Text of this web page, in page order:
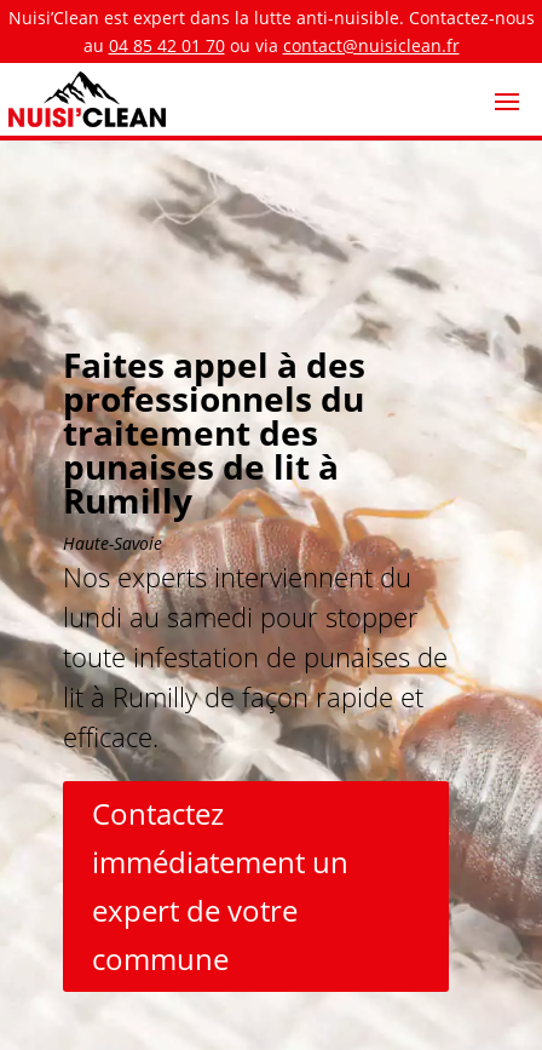
Nuisi’Clean est expert dans la lutte anti-nuisible. Contactez-nous
au 04 85 42 01 70ou via contact@nuisiclean.fr
Faites appel à des
professionnels du
traitement des
punaises de lit à
Rumilly
Haute-Savoie
Nos experts interviennent du
lundi au samedi pour stopper
toute infestation de punaises de
lit à Rumilly de façon rapide et
efficace.
Contactez
immédiatement un
expert de votre
commune